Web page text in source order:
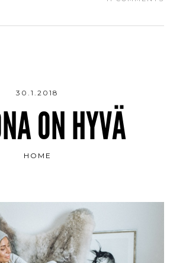
30.1.2018
ON HYVÄ
HOME